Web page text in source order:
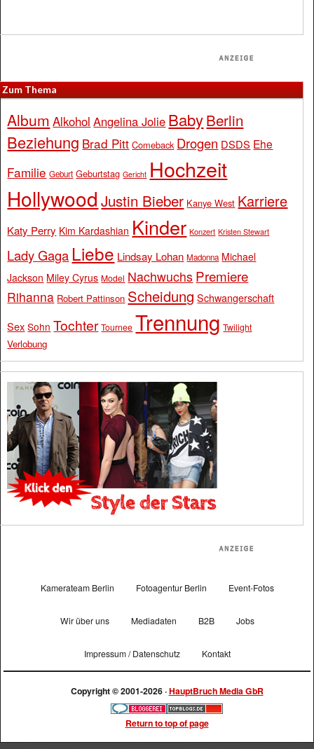
Zum Thema
Album Alkohol Angelina Jolie BabyBerlin
Beziehung Brad Pitt Comeback Drogen DSDS Ehe
Familie Geburt Geburtstag Gericht Hochzeit
Hollywood Justin Bieber Kanye West Karriere
Katy Perry Kim Kardashian Kinder Konzert Kristen Stewart
Lady Gaga Liebe Lindsay Lohan Madonna Michael
Jackson Miley Cyrus Model Nachwuchs Premiere
Rihanna Robert Pattinson Scheidung Schwangerschaft
Sex Sohn Tochter Tournee Trennung Twilight
Verlobung
Kamerateam Berlin Fotoagentur Berlin Event-Fotos
Wir über uns Mediadaten B2B Jobs
Impressum / Datenschutz Kontakt
Copyright © 2001-2026 ·HauptBruch Media GbR
Return to top of page